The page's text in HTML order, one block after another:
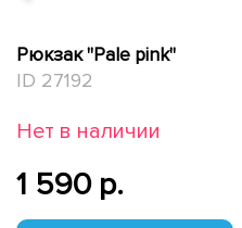
Рюкзак "Pale pink"
ID 27192
Нет в наличии
1 590 p.